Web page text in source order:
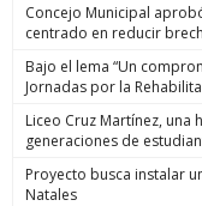
Concejo Municipal
centrado en reducir
Bajo el lema “Un
Jornadas por la
Liceo Cruz Martínez,
generaciones de
Proyecto busca instalar
Natales